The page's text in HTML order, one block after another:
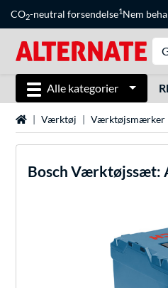
CO2-neutral forsendelse1Nem
Alle kategorier
StartsideVærktøj Værktøjsmærker
Bosch Værktøjssæt: